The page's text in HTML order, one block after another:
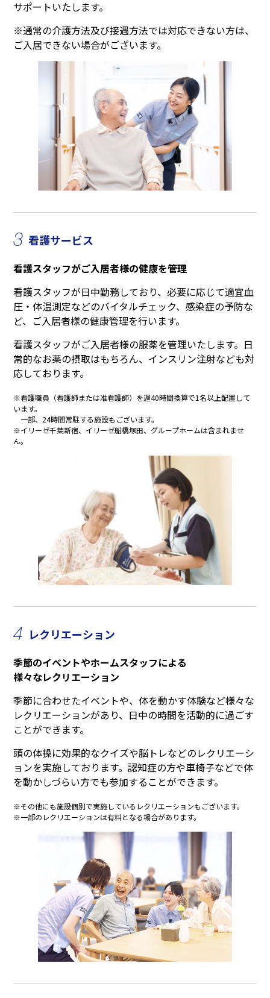
サポートいたします。
※通常の介護方法及び接遇方法では対応できない方は、
ご入居できない場合がございます。
3 看護サービス
看護スタッフがご入居者様の健康を管理
看護スタッフが日中勤務しており、必要に応じて適宜血
圧・体温測定などのバイタルチェック、感染症の予防な
ど、ご入居者様の健康管理を行います。
看護スタッフがご入居者様の服薬を管理いたします。日
常的なお薬の摂取はもちろん、インスリン注射なども対
応しております。
※看護職員（看護師または准看護師）を週40時間換算で1名以上配置して
います。
一部、24時間常駐する施設もございます。
※イリーゼ千葉新宿、イリーゼ船橋塚田、グループホームは含まれませ
ん。
4 レクリエーション
季節のイベントやホームスタッフによる
様々なレクリエーション
季節に合わせたイベントや、体を動かす体験など様々な
レクリエーションがあり、日中の時間を活動的に過ごす
ことができます。
頭の体操に効果的なクイズや脳トレなどのレクリエーシ
ョンを実施しております。認知症の方や車椅子などで体
を動かしづらい方でも参加することができます。
※その他にも施設個別で実施しているレクリエーションもございます。
※一部のレクリエーションは有料となる場合があります。